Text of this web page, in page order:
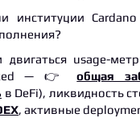
институции
двигаться usage-
— 👉общая
в DeFi), ликвидность
, активные